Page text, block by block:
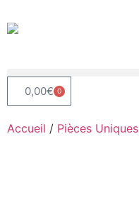
0,00€ 0
Accueil / Pièces Uniques